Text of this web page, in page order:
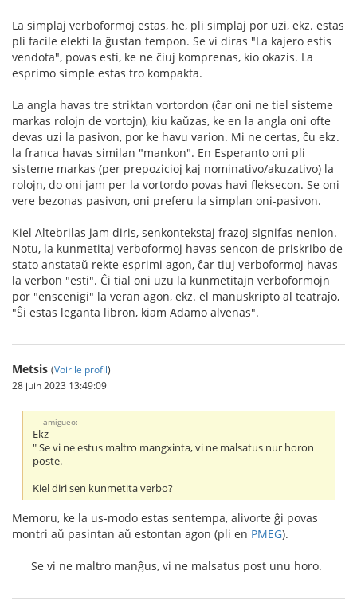
La simplaj verboformoj estas, he, pli simplaj por uzi, ekz. estas
pli facile elekti la ĝustan tempon. Se vi diras "La kajero estis
vendota", povas esti, ke ne ĉiuj komprenas, kio okazis. La
esprimo simple estas tro kompakta.
La angla havas tre striktan vortordon (ĉar oni ne tiel sisteme
markas rolojn de vortojn), kiu kaŭzas, ke en la angla oni ofte
devas uzi la pasivon, por ke havu varion. Mi ne certas, ĉu ekz.
la franca havas similan "mankon". En Esperanto oni pli
sisteme markas (per prepozicioj kaj nominativo/akuzativo) la
rolojn, do oni jam per la vortordo povas havi fleksecon. Se oni
vere bezonas pasivon, oni preferu la simplan oni-pasivon.
Kiel Altebrilas jam diris, senkontekstaj frazoj signifas nenion.
Notu, la kunmetitaj verboformoj havas sencon de priskribo de
stato anstataŭ rekte esprimi agon, ĉar tiuj verboformoj havas
la verbon "esti". Ĉi tial oni uzu la kunmetitajn verboformojn
por "enscenigi" la veran agon, ekz. el manuskripto al teatraĵo,
"Ŝi estas leganta libron, kiam Adamo alvenas".
Metsis (Voir le profil)
28 juin 2023 13:49:09
amigueo:
Ekz
" Se vi ne estus maltro mangxinta, vi ne malsatus nur horon
poste.
Kiel diri sen kunmetita verbo?
Memoru, ke la us-modo estas sentempa, alivorte ĝi povas
montri aŭ pasintan aŭ estontan agon (pli en PMEG).
Se vi ne maltro manĝus, vi ne malsatus post unu horo.